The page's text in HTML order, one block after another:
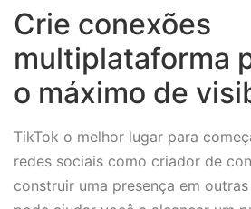
Crie conexões
multiplataforma
o máximo de
TikTok o melhor lugar para
redes sociais como criador de
construir uma presença em